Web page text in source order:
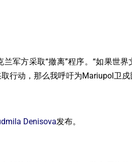
军方采取“撤离”程序。“如果世
行动，那么我呼吁为Mariupol卫戍
Denisova发布。